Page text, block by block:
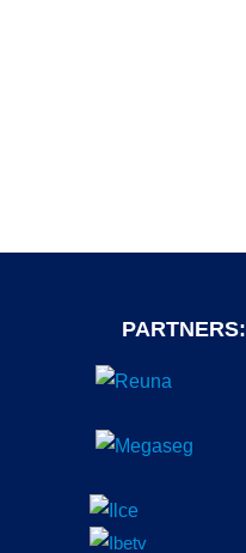
PARTNERS: